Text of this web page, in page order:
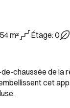
m² Étage:0
chaussée de la
cet